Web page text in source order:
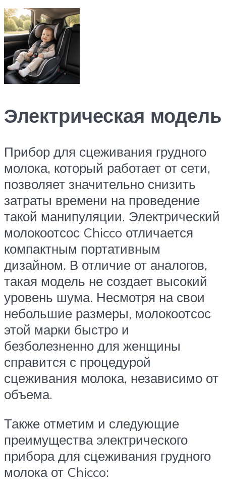
Электрическая модель
Прибор для сцеживания грудного
молока, который работает от сети,
позволяет значительно снизить
затраты времени на проведение
такой манипуляции. Электрический
молокоотсос Chicco отличается
компактным портативным
дизайном. В отличие от аналогов,
такая модель не создает высокий
уровень шума. Несмотря на свои
небольшие размеры, молокоотсос
этой марки быстро и
безболезненно для женщины
справится с процедурой
сцеживания молока, независимо от
объема.
Также отметим и следующие
преимущества электрического
прибора для сцеживания грудного
молока от Chicco: